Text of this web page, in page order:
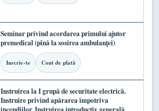
Seminar privind acordarea primului ajutor
premedical (pînă la sosirea ambulanței)
Inscrie-te Cont de plată
Instruirea la I grupă de securitate electrică.
Instruire privind apărarea împotriva